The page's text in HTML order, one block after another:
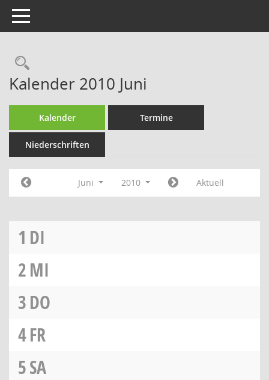
Toggle navigation
Rechercheauswahl
Kalender 2010 Juni
Kalender Termine
Niederschriften
Juni 2010 Aktuell
1 DI
2MI
3DO
4FR
5SA